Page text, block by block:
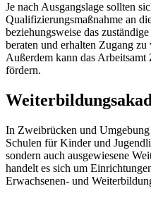
Je nach Ausgangslage sollten
Qualifizierungsmaßnahme an
beziehungsweise das
beraten und erhalten Zugang
Außerdem kann das
fördern.
In Zweibrücken und
Schulen für Kinder und
sondern auch ausgewiesene
handelt es sich um
Erwachsenen- und